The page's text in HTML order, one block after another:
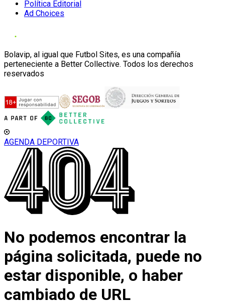
Política Editorial
Ad Choices
Bolavip, al igual que Futbol Sites, es una compañía
perteneciente a Better Collective. Todos los derechos
reservados
AGENDA DEPORTIVA
No podemos encontrar la
página solicitada, puede no
estar disponible, o haber
cambiado de URL